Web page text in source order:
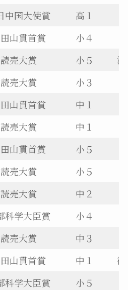
中国大使賞 高１
山貫首賞 小４
読売大賞 小５
読売大賞 小３
山貫首賞 中１
読売大賞 中１
山貫首賞 小５
読売大賞 小５
読売大賞 中２
科学大臣賞 小４
読売大賞 中３
山貫首賞 中１
科学大臣賞 小５